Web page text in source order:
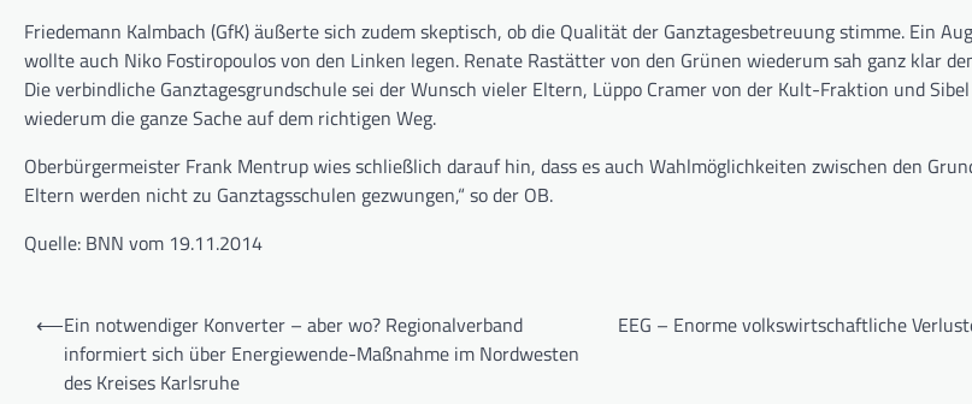
Friedemann Kalmbach (GfK) äußerte sich zudem skeptisch, ob die Qualität der Ganztagesbetreuung stimme. Ein
wollte auch Niko Fostiropoulos von den Linken legen. Renate Rastätter von den Grünen wiederum sah ganz klar
Die verbindliche Ganztagesgrundschule sei der Wunsch vieler Eltern, Lüppo Cramer von der Kult-Fraktion und
wiederum die ganze Sache auf dem richtigen Weg.
Oberbürgermeister Frank Mentrup wies schließlich darauf hin, dass es auch Wahlmöglichkeiten zwischen den
Eltern werden nicht zu Ganztagsschulen gezwungen,“ so der OB.
Quelle: BNN vom 19.11.2014
Beitragsnavigation
⟵Ein notwendiger Konverter – aber wo? Regionalverband
informiert sich über Energiewende-Maßnahme im Nordwesten
des Kreises Karlsruhe
EEG – Enorme volkswirtschaftliche